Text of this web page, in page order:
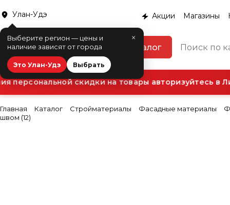
Улан-Удэ
×
Выберите регион — цены и
наличие зависят от города
Это Улан-Удэ Выбрать
Акции Магазины
Каталог
персональной скидки на товары авторизуйтесь в
Главная Каталог Стройматериалы Фасадные материалы
швом (12)